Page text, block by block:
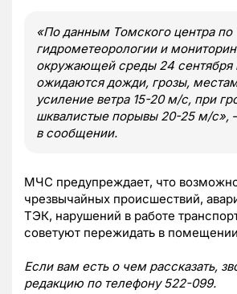
«По данным Томского центра по
гидрометеорологии и
окружающей среды 24 сентября
ожидаются дожди, грозы,
усиление ветра 15-20 м/с, при
шквалистые порывы 20-25 м/с»,
в сообщении.
МЧС предупреждает, что
чрезвычайных происшествий,
ТЭК, нарушений в работе
советуют пережидать в
Если вам есть о чем рассказать,
редакцию по телефону 522-099.